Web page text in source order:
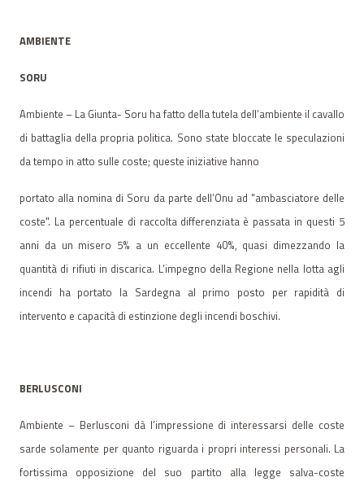
AMBIENTE
SORU
Ambiente – La Giunta- Soru ha fatto della tutela dell’ambiente il cavallo
di battaglia della propria politica. Sono state bloccate le speculazioni
da tempo in atto sulle coste; queste iniziative hanno
portato alla nomina di Soru da parte dell’Onu ad "ambasciatore delle
coste". La percentuale di raccolta differenziata è passata in questi 5
anni da un misero 5% a un eccellente 40%, quasi dimezzando la
quantità di rifiuti in discarica. L’impegno della Regione nella lotta agli
incendi ha portato la Sardegna al primo posto per rapidità di
intervento e capacità di estinzione degli incendi boschivi.
BERLUSCONI
Ambiente – Berlusconi dà l’impressione di interessarsi delle coste
sarde solamente per quanto riguarda i propri interessi personali. La
fortissima opposizione del suo partito alla legge salva-coste